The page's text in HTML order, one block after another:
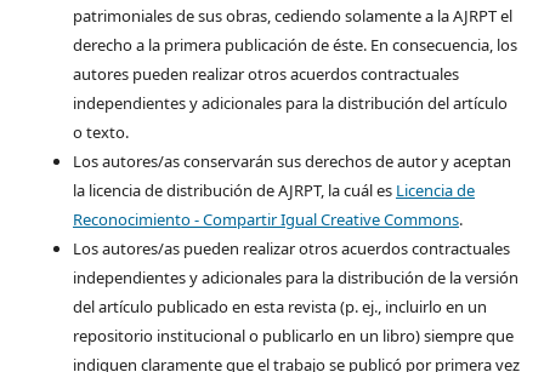
patrimoniales de sus obras, cediendo solamente a la AJRPT el
derecho a la primera publicación de éste. En consecuencia, los
autores pueden realizar otros acuerdos contractuales
independientes y adicionales para la distribución del artículo
o texto.
Los autores/as conservarán sus derechos de autor y aceptan
la licencia de distribución de AJRPT, la cuál es Licencia de
Reconocimiento - Compartir Igual Creative Commons.
Los autores/as pueden realizar otros acuerdos contractuales
independientes y adicionales para la distribución de la versión
del artículo publicado en esta revista (p. ej., incluirlo en un
repositorio institucional o publicarlo en un libro) siempre que
indiquen claramente que el trabajo se publicó por primera vez